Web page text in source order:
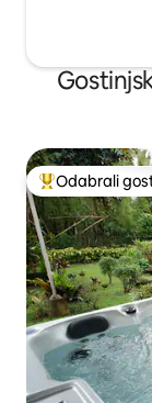
Među najviše
Odabrali